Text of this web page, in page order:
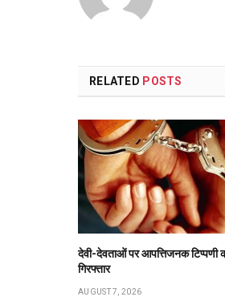
RELATED POSTS
देवी-देवताओं पर आपत्तिजनक टिप्पणी
गिरफ्तार
AUGUST 7, 2026